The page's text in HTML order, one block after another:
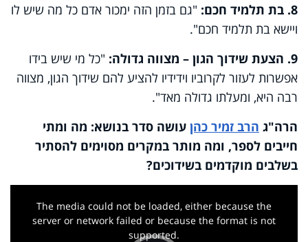
8. בת תלמיד חכם:
"גם בזמן הזה ימכור אדם כל מה שיש לו
ויישא בת תלמיד חכם".
9. הצעת שידוך הגון – מצווה גדולה:
"כל מי שיש בידו
אפשרות לעזור לקרוביו וידידיו להציע להם שידוך הגון, מצווה
רבה היא, ומעלתו גדולה מאד".
הרה"ג הרב זמיר כהן עושה סדר בנושא: מה ומתי
חייבים לספר, ומה מותר במקרים מסוימים להסתיר
בשלבים מוקדמים בשידוכים?
This
The media could not be loaded, either because the
server or network failed or because the format is not
supported.